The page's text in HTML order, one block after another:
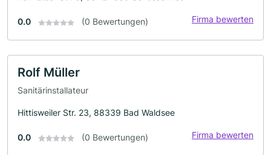
0.0 (0 Bewertungen) Firma bewerten
Rolf Müller
Sanitärinstallateur
Hittisweiler Str. 23, 88339 Bad Waldsee
0.0 (0 Bewertungen) Firma bewerten